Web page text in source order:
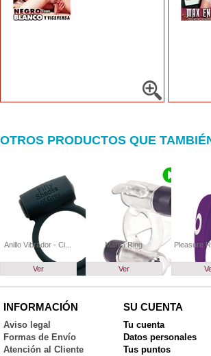
OTROS PRODUCTOS QUE
Anillo Vibrador - Ci...
Ver
Manta Ring
Ver
Pleasure
INFORMACIÓN
Aviso legal
Formas de Envío
Atención al Cliente
SU CUENTA
Tu cuenta
Datos personales
Tus puntos